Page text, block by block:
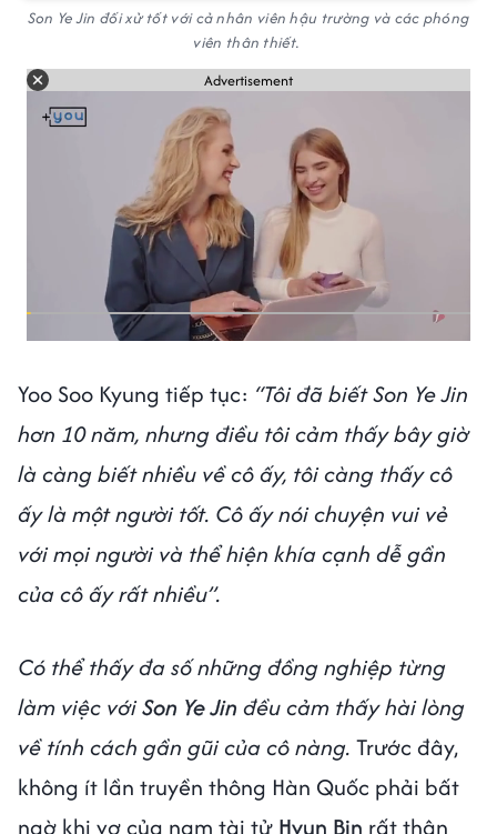
Son Ye Jin đối xử tốt với cả nhân viên hậu trường và các phóng
viên thân thiết.
Advertisement
Yoo Soo Kyung tiếp tục: “Tôi đã biết Son Ye Jin
hơn 10 năm, nhưng điều tôi cảm thấy bây giờ
là càng biết nhiều về cô ấy, tôi càng thấy cô
ấy là một người tốt. Cô ấy nói chuyện vui vẻ
với mọi người và thể hiện khía cạnh dễ gần
của cô ấy rất nhiều”.
Có thể thấy đa số những đồng nghiệp từng
làm việc vớiSon Ye Jin đều cảm thấy hài lòng
về tính cách gần gũi của cô nàng. Trước đây,
không ít lần truyền thông Hàn Quốc phải bất
ngờ khi vợ của nam tài tử Hyun Bin rất thân